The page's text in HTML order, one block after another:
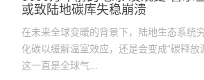
或致陆地碳库失稳崩溃
在未来全球变暖的背景下，陆地生态系统
化碳以缓解温室效应，还是会变成“碳释放
这一直是全球气...